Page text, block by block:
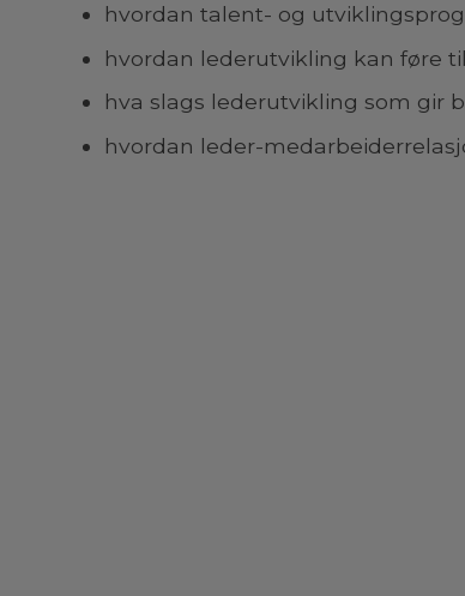
hvordan talent- og
hvordan lederutvikling kan føre
hva slags lederutvikling som gir
hvordan leder-